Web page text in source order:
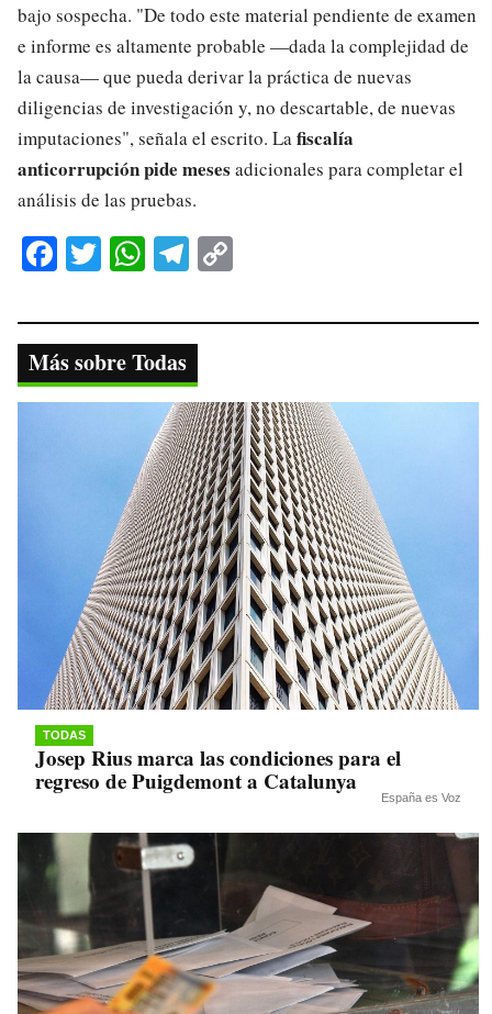
bajo sospecha. "De todo este material pendiente de examen
e informe es altamente probable —dada la complejidad de
la causa— que pueda derivar la práctica de nuevas
diligencias de investigación y, no descartable, de nuevas
imputaciones", señala el escrito. Lafiscalía
anticorrupción pide meses adicionales para completar el
análisis de las pruebas.
Fa
bo
ok
T
tte
r
W
ts
A
pp
Te
gr
a
m
y
nk
Más sobre Todas
TODAS
Josep Rius marca las condiciones para el
regreso de Puigdemont a Catalunya
España es Voz